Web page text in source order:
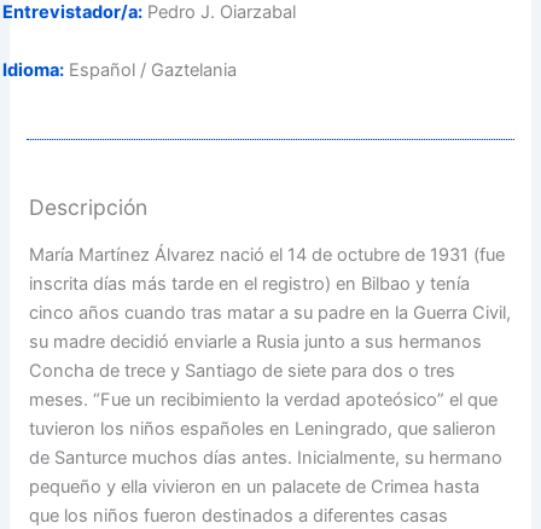
Entrevistador/a: Pedro J. Oiarzabal
Idioma: Español / Gaztelania
Descripción
María Martínez Álvarez nació el 14 de octubre de 1931 (fue
inscrita días más tarde en el registro) en Bilbao y tenía
cinco años cuando tras matar a su padre en la Guerra Civil,
su madre decidió enviarle a Rusia junto a sus hermanos
Concha de trece y Santiago de siete para dos o tres
meses. “Fue un recibimiento la verdad apoteósico” el que
tuvieron los niños españoles en Leningrado, que salieron
de Santurce muchos días antes. Inicialmente, su hermano
pequeño y ella vivieron en un palacete de Crimea hasta
que los niños fueron destinados a diferentes casas